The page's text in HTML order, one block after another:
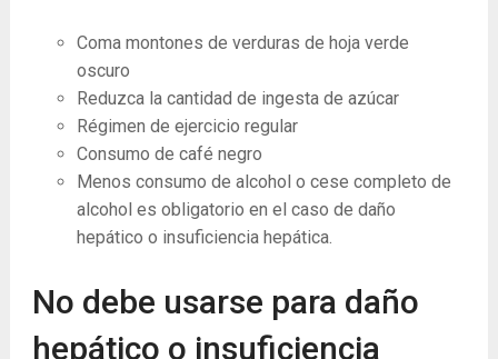
Coma montones de verduras de hoja verde
oscuro
Reduzca la cantidad de ingesta de azúcar
Régimen de ejercicio regular
Consumo de café negro
Menos consumo de alcohol o cese completo de
alcohol es obligatorio en el caso de daño
hepático o insuficiencia hepática.
No debe usarse para daño
hepático o insuficiencia